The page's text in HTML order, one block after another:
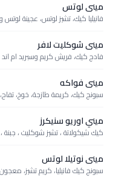
مينى لوتس
فانيليا كيك، تشيز لوتس، عجينة
مينى شوكليت لافر
فادج كيك، فريش كريم وسبريد ام
مينى فواكه
سبونج كيك، كريمة طازجة، خوخ،
ميني اوريو سنيكرز
كيك شيكولاتة ، تشيز شوكليت ، جبنة
مينى نوتيلا لوتس
سبونج كيك فانيليا، كريم تشيز،